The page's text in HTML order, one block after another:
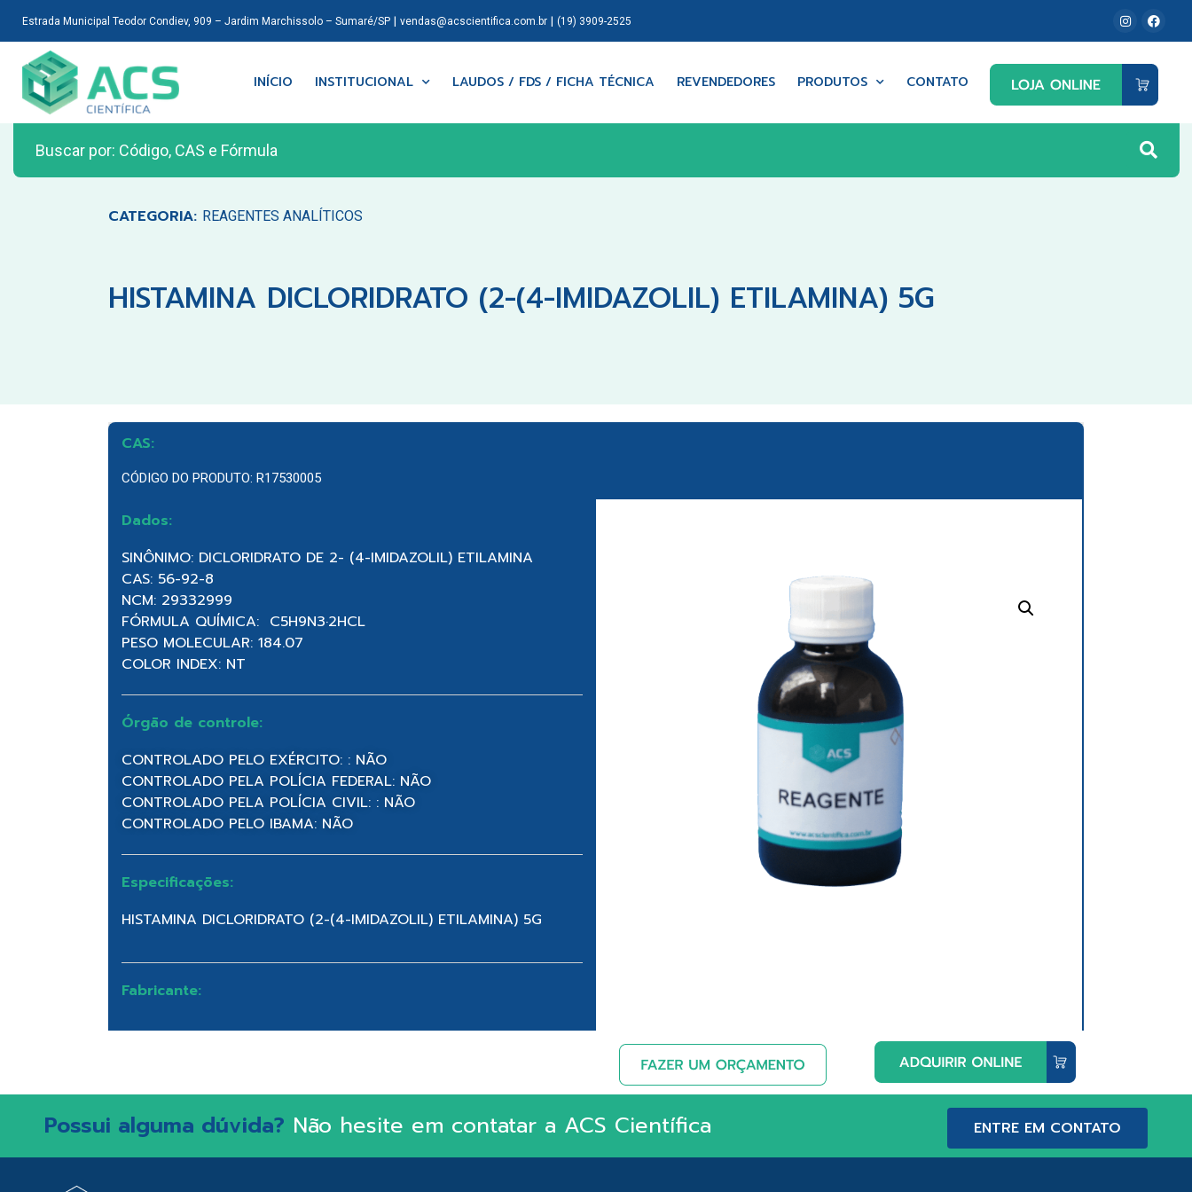
Estrada Municipal Teodor Condiev, 909 – Jardim Marchissolo – Sumaré/SP| vendas@acscientifica.com.br| (19) 3909-2525
INÍCIO INSTITUCIONAL LAUDOS / FDS / FICHA TÉCNICA REVENDEDORES PRODUTOS CONTATO
CATEGORIA: REAGENTES ANALÍTICOS
HISTAMINA DICLORIDRATO (2-(4-IMIDAZOLIL) ETILAMINA) 5G
CAS:
CÓDIGO DO PRODUTO: R17530005
Dados:
SINÔNIMO: DICLORIDRATO DE 2- (4-IMIDAZOLIL) ETILAMINA
CAS: 56-92-8
NCM: 29332999
FÓRMULA QUÍMICA: C5H9N3·2HCL
PESO MOLECULAR: 184.07
COLOR INDEX: NT
Órgão de controle:
CONTROLADO PELO EXÉRCITO: : NÃO
CONTROLADO PELA POLÍCIA FEDERAL: NÃO
CONTROLADO PELA POLÍCIA CIVIL: : NÃO
CONTROLADO PELO IBAMA: NÃO
Especificações:
HISTAMINA DICLORIDRATO (2-(4-IMIDAZOLIL) ETILAMINA) 5G
Fabricante:
Possui alguma dúvida? Não hesite em contatar a ACS Científica ENTRE EM CONTATO